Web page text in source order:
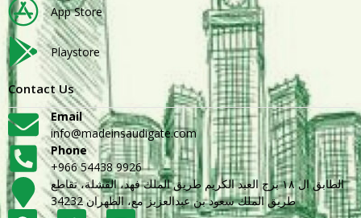
App Store
Playstore
Contact Us
Email
info@madeinsaudigate.com
Phone
+966 54438 9926
الطابق ال ١٨ برج العبد الكريم طريق الملك فهد، القشلة، تقاطع
طريق الملك سعود بن عبدالعزيز مع، الظهران 34232